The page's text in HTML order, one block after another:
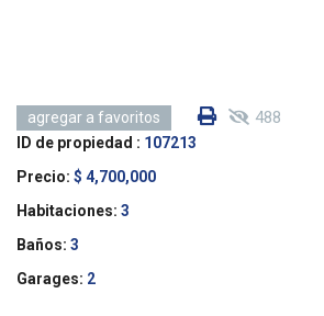
agregar a favoritos 488
ID de propiedad : 107213
Precio: $ 4,700,000
Habitaciones: 3
Baños: 3
Garages: 2